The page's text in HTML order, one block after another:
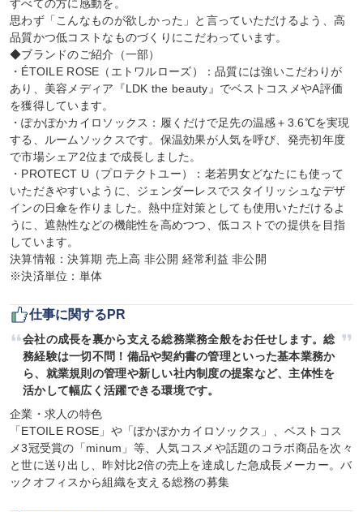
すべての方に感動を。
思わず「こんなものが欲しかった」と言っていただけるよう、高
品質かつ低コストなものづくりにこだわっています。
◆ブランドのご紹介（一部）
・ÉTOILE ROSE（エトワルローズ）：品質には強いこだわりが
あり、美容メディア『LDK the beauty』でベストコスメやA評価
を獲得しています。
・ぽかぽかカイロソックス：履くだけで足先の温感＋3.6℃を実現
する、ルームソックスです。保温効果が人気を呼び、発売初年度
で市場シェア2位まで成長しました。
・PROTECT U（プロテクトユー）：老若男女どなたにも使って
いただきやすいように、ジェンダーレスでスタイリッシュなデザ
インの日傘を作りました。熱中症対策としても使用いただけるよ
うに、遮熱性などの機能性を高めつつ、低コストでの提供を目指
しています。
決算情報：決算期 売上高 非公開 経常利益 非公開
※決済単位：単体
仕事に関するPR
会社の成長を裏から支える総務業務全般をお任せします。総
務経験は一切不問！備品や契約書の管理といった基本業務か
ら、就業規則の管理や新しい社内制度の提案など、主体性を
活かして幅広く活躍できる環境です。
企業・求人の特色
「ETOILE ROSE」や「ぽかぽかカイロソックス」、ベストコス
メ3冠受賞の「minum」等、人気コスメや話題のコラボ商品を次々
と世に送り出し、昨対比2倍の売上を達成した急成長メーカー。バ
ックオフィスから組織を支える総務の募集